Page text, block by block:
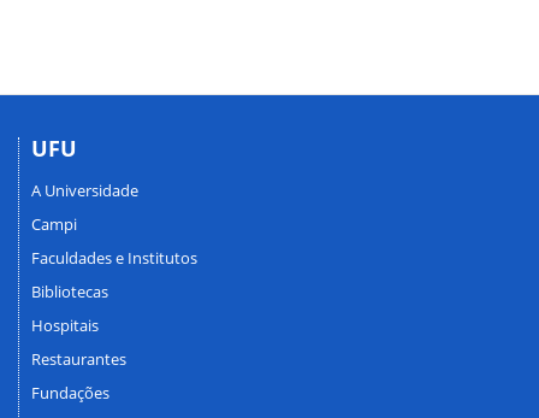
UFU
A Universidade
Campi
Faculdades e Institutos
Bibliotecas
Hospitais
Restaurantes
Fundações